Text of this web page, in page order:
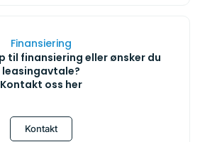
Finansiering
til finansiering eller ønsker du
leasingavtale?
Kontakt oss her
Kontakt